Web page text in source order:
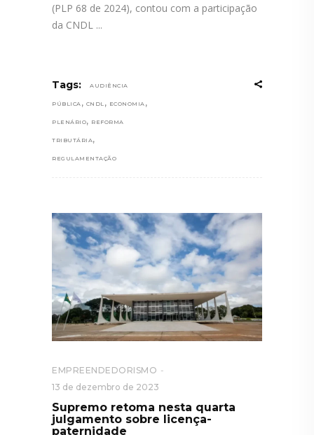
(PLP 68 de 2024), contou com a participação
da CNDL
Tags: AUDIÊNCIA
PÚBLICA , CNDL , ECONOMIA ,
PLENÁRIO, REFORMA
TRIBUTÁRIA ,
REGULAMENTAÇÃO
EMPREENDEDORISMO
13 de dezembro de 2023
Supremo retoma nesta quarta
julgamento sobre licença-
paternidade